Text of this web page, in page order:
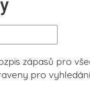
zápasů pro
pro